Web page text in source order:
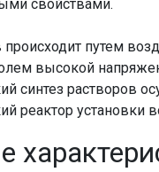
свойствами.
происходит путем
высокой
синтез растворов
реактор